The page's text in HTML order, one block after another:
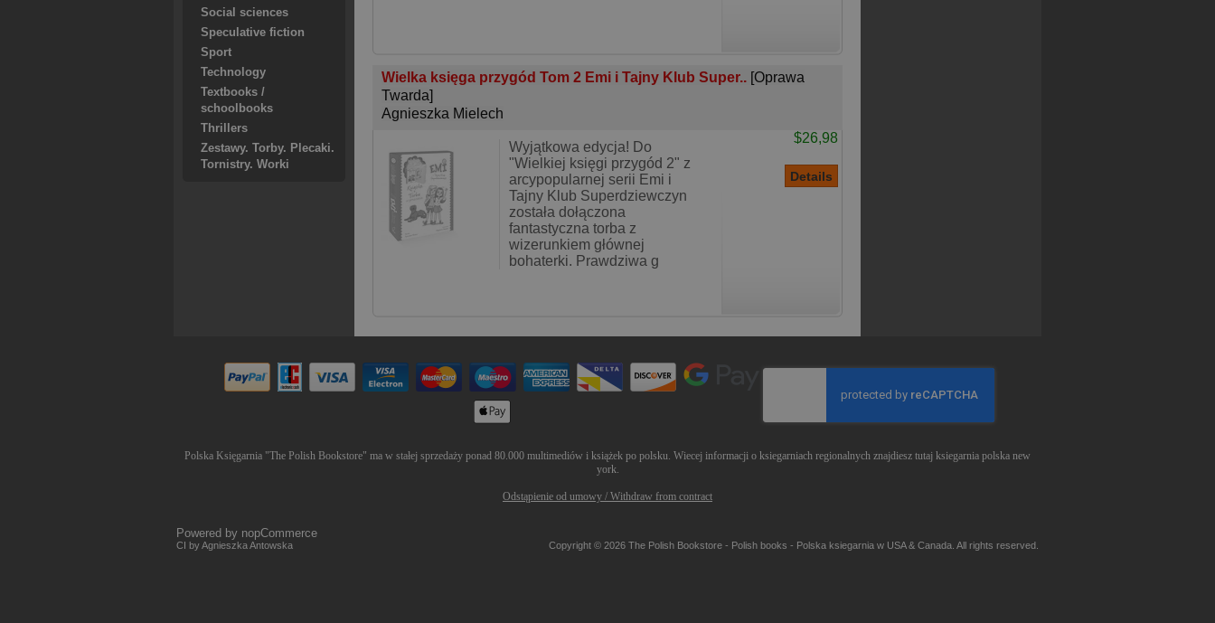
Social sciences
Speculative fiction
Sport
Technology
Textbooks /
schoolbooks
Thrillers
Zestawy. Torby. Plecaki.
Tornistry. Worki
Wielka księga przygód Tom 2 Emi i Tajny Klub Super.. [Oprawa
Twarda]
Agnieszka Mielech
Wyjątkowa edycja! Do
"Wielkiej księgi przygód 2" z
arcypopularnej serii Emi i
Tajny Klub Superdziewczyn
została dołączona
fantastyczna torba z
wizerunkiem głównej
bohaterki. Prawdziwa g
$26,98
Polska Księgarnia "The Polish Bookstore" ma w stałej sprzedaży ponad 80.000 multimediów i książek po polsku. Wiecej informacji o ksiegarniach regionalnych znajdiesz tutaj ksiegarnia polska new
york.
Odstąpienie od umowy / Withdraw from contract
Powered by nopCommerce
CI by Agnieszka Antowska Copyright © 2026 The Polish Bookstore - Polish books - Polska ksiegarnia w USA & Canada. All rights reserved.